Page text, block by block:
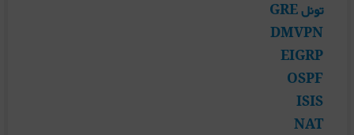
تونل GRE
DMVPN
EIGRP
OSPF
ISIS
NAT